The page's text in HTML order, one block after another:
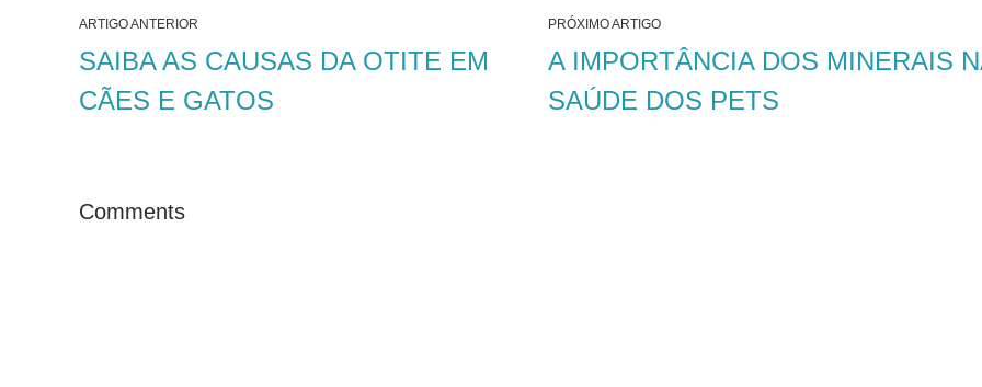
ARTIGO ANTERIOR
SAIBA AS CAUSAS DA OTITE EM
CÃES E GATOS
PRÓXIMO ARTIGO
A IMPORTÂNCIA DOS MINERAIS
SAÚDE DOS PETS
Comments